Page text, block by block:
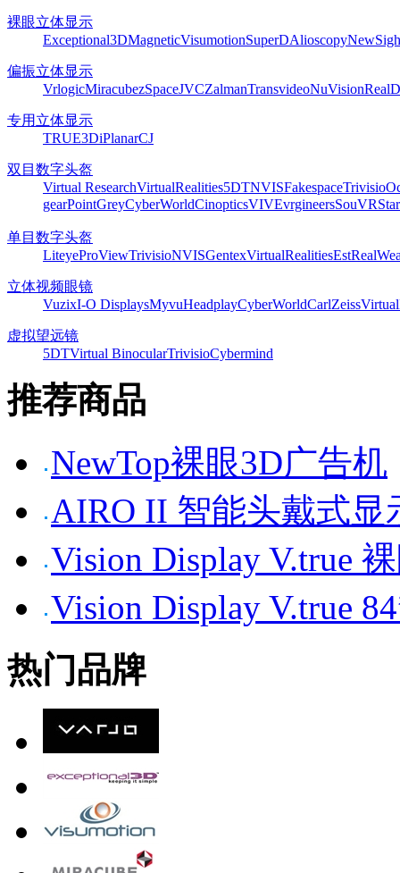
裸眼立体显示
Exceptional3DMagneticVisumotionSuperDAlioscopy
偏振立体显示
VrlogicMiracubezSpaceJVCZalmanTransvideoNuVisionRealD
专用立体显示
TRUE3DiPlanarCJ
双目数字头盔
Virtual ResearchVirtualRealities5DTNVISFakespaceTrivisio
gearPointGreyCyberWorldCinopticsVIVEvrgineersSouVR
单目数字头盔
LiteyeProViewTrivisioNVISGentexVirtualRealitiesEst
立体视频眼镜
VuzixI-O DisplaysMyvuHeadplayCyberWorldCarlZeiss
虚拟望远镜
5DTVirtual BinocularTrivisioCybermind
推荐商品
NewTop裸眼3D广告机
AIRO II 智能头戴式显
Vision Display V.true
Vision Display V.true
热门品牌